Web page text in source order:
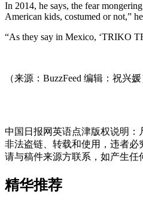
In 2014, he says, the fear
American kids, costumed or not,”
“As they say in Mexico, ‘TRIKO
（来源：BuzzFeed 编辑：祝兴媛
中国日报网英语点津版权说明
非法盗链、转载和使用，违者必
请与稿件来源方联系，如产生任
精华推荐